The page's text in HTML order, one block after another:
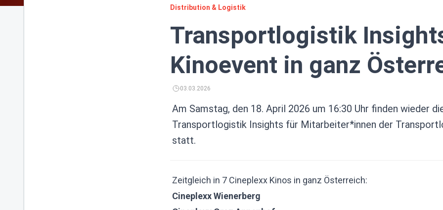
Distribution & Logistik
Transportlogistik
Kinoevent in ganz
03.03.2026
Am Samstag, den 18. April 2026 um 16:30 Uhr finden wieder
Transportlogistik Insights für Mitarbeiter*innen der
statt.
Zeitgleich in 7 Cineplexx Kinos in ganz Österreich:
Cineplexx Wienerberg